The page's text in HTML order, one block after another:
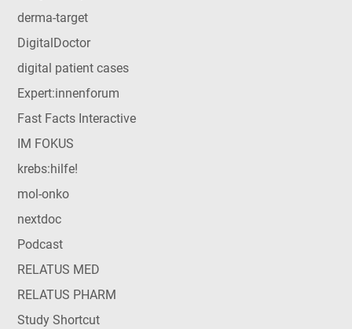
derma-target
DigitalDoctor
digital patient cases
Expert:innenforum
Fast Facts Interactive
IM FOKUS
krebs:hilfe!
mol-onko
nextdoc
Podcast
RELATUS MED
RELATUS PHARM
Study Shortcut